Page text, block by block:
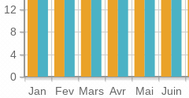
Jan Fev Mars Avr Mai Juin
0
4
8
12